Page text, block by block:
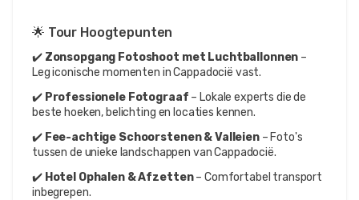
🌟 Tour Hoogtepunten
✔️ Zonsopgang Fotoshoot met Luchtballonnen –
Leg iconische momenten in Cappadocië vast.
✔️ Professionele Fotograaf – Lokale experts die de
beste hoeken, belichting en locaties kennen.
✔️ Fee-achtige Schoorstenen & Valleien – Foto's
tussen de unieke landschappen van Cappadocië.
✔️ Hotel Ophalen & Afzetten – Comfortabel transport
inbegrepen.